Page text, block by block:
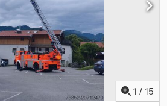
WITHOUT GUARANTEE. Subject to
1 / 15